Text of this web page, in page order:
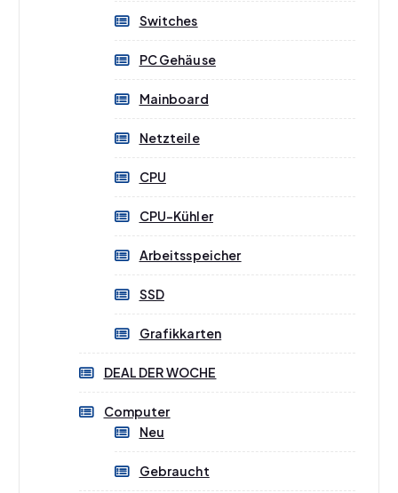
Switches
PC Gehäuse
Mainboard
Netzteile
CPU
CPU-Kühler
Arbeitsspeicher
SSD
Grafikkarten
DEAL DER WOCHE
Computer
Neu
Gebraucht